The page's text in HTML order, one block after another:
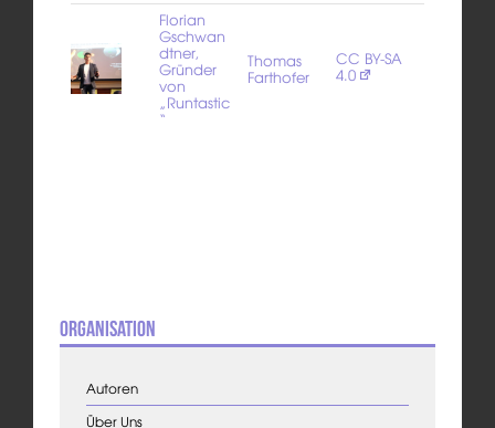
Florian
Gschwan
dtner,
Gründer
von
„Runtastic
“
Thomas
Farthofer
CC BY-SA
4.0
Organisation
Autoren
Über Uns